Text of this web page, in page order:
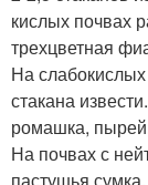
кислых почвах
трехцветная
На
стакана
ромашка,
На почвах с